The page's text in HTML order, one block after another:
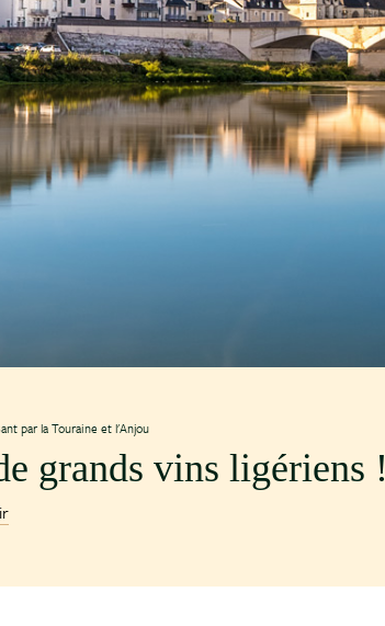
par la Touraine et l'Anjou
grands vins ligériens !